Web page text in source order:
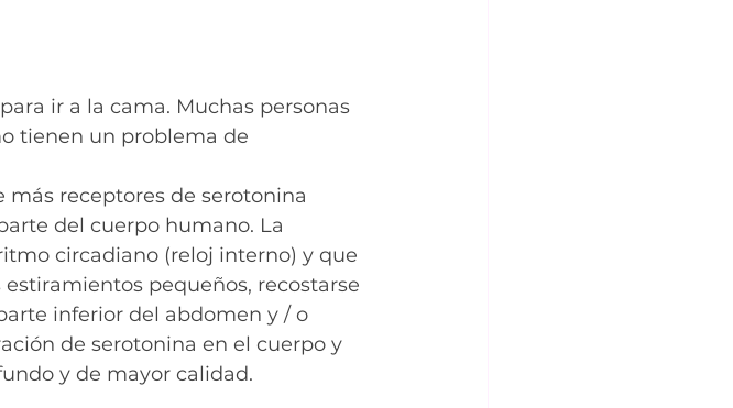
ir a la cama. Muchas personas
tienen un problema de
receptores de serotonina
del cuerpo humano. La
circadiano (reloj interno) y que
pequeños, recostarse
inferior del abdomen y / o
de serotonina en el cuerpo y
y de mayor calidad.